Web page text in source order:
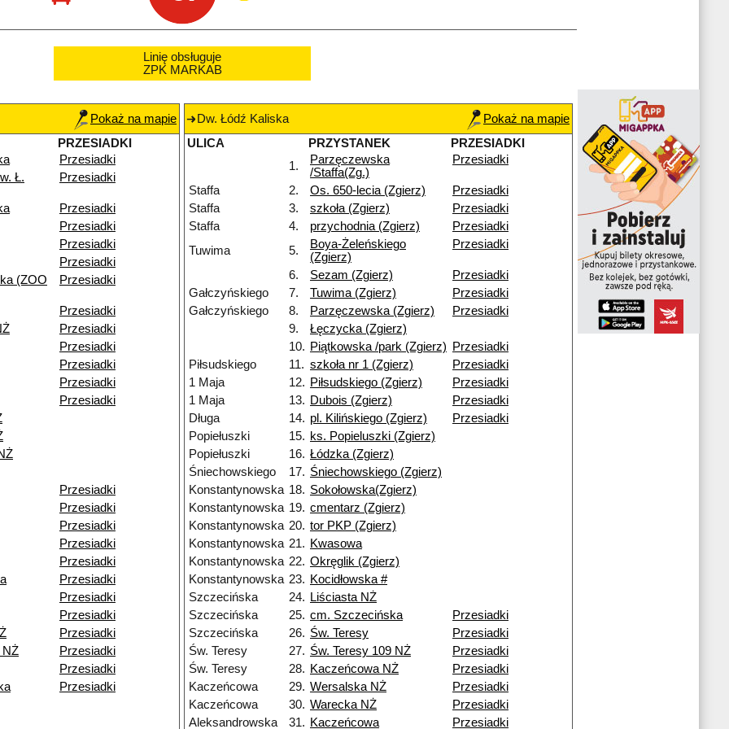
Linię obsługuje
ZPK MARKAB
Pokaż na mapie
PRZESIADKI
Przesiadki
Ł.
Przesiadki
Przesiadki
Przesiadki
Przesiadki
Przesiadki
(ZOO
Przesiadki
Przesiadki
Przesiadki
Przesiadki
Przesiadki
Przesiadki
Przesiadki
Przesiadki
Przesiadki
Przesiadki
Przesiadki
Przesiadki
Przesiadki
Przesiadki
Przesiadki
Przesiadki
NŻ
Przesiadki
Przesiadki
Przesiadki
Dw. Łódź Kaliska
Pokaż na mapie
ULICA
PRZYSTANEK
PRZESIADKI
1.
Parzęczewska
/Staffa(Zg.)
Przesiadki
Staffa 2. Os. 650-lecia (Zgierz)
Przesiadki
Staffa
3. szkoła (Zgierz)
Przesiadki
Staffa
4. przychodnia (Zgierz)
Przesiadki
Tuwima
5.
Boya-Żeleńskiego
(Zgierz)
Przesiadki
6. Sezam (Zgierz)
Przesiadki
Gałczyńskiego
7. Tuwima (Zgierz)
Przesiadki
Gałczyńskiego
8. Parzęczewska (Zgierz)
Przesiadki
9.
Łęczycka (Zgierz)
10. Piątkowska /park (Zgierz)
Przesiadki
Piłsudskiego
11. szkoła nr 1 (Zgierz)
Przesiadki
1 Maja
12. Piłsudskiego (Zgierz)
Przesiadki
1 Maja
13. Dubois (Zgierz)
Przesiadki
Długa
14. pl. Kilińskiego (Zgierz)
Przesiadki
Popiełuszki
15. ks. Popieluszki (Zgierz)
Popiełuszki
16. Łódzka (Zgierz)
Śniechowskiego
17. Śniechowskiego (Zgierz)
Konstantynowska 18. Sokołowska(Zgierz)
Konstantynowska 19. cmentarz (Zgierz)
Konstantynowska 20. tor PKP (Zgierz)
Konstantynowska 21. Kwasowa
Konstantynowska 22. Okręglik (Zgierz)
Konstantynowska 23. Kocidłowska #
Szczecińska
24.
Liściasta NŻ
Szczecińska
25. cm. Szczecińska
Przesiadki
Szczecińska
26. Św. Teresy
Przesiadki
Św. Teresy
27. Św. Teresy 109 NŻ
Przesiadki
Św. Teresy
28. Kaczeńcowa NŻ
Przesiadki
Kaczeńcowa
29. Wersalska NŻ
Przesiadki
Kaczeńcowa
30. Warecka NŻ
Przesiadki
Aleksandrowska
31. Kaczeńcowa Przesiadki